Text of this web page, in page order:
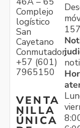
Complejo
logístico
San
Cayetano
Conmutador:
+57 (601)
7965150
VENTA
NILLA
ÚNICA
157